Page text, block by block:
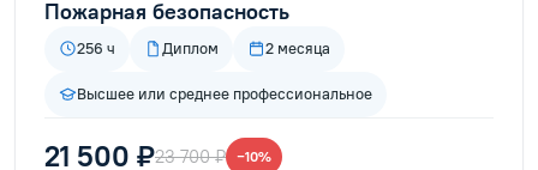
Пожарная безопасность
256 ч Диплом 2 месяца
Высшее или среднее профессиональное
21 500 ₽23 700 ₽ −10%